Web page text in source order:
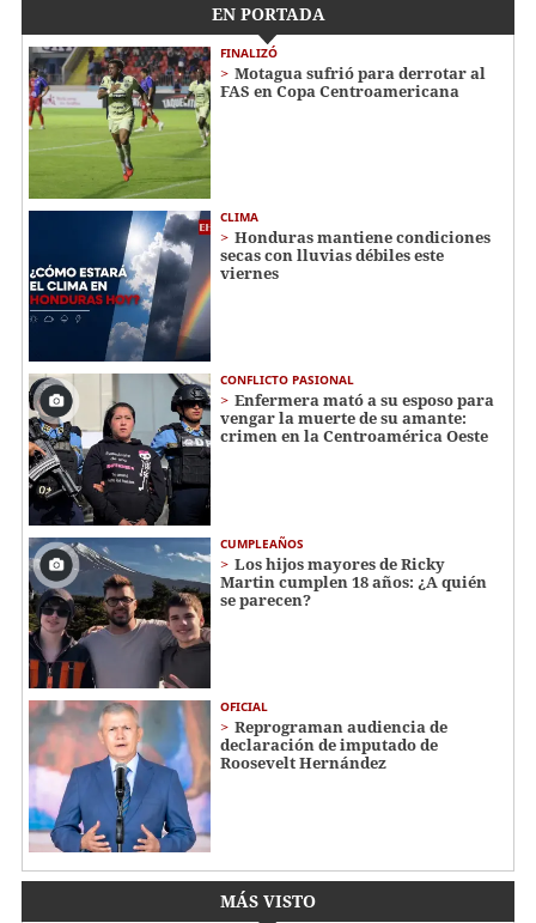
EN PORTADA
FINALIZÓ
Motagua sufrió para derrotar al
FAS en Copa Centroamericana
CLIMA
Honduras mantiene condiciones
secas con lluvias débiles este
viernes
CONFLICTO PASIONAL
Enfermera mató a su esposo para
vengar la muerte de su amante:
crimen en la Centroamérica Oeste
CUMPLEAÑOS
Los hijos mayores de Ricky
Martin cumplen 18 años: ¿A quién
se parecen?
OFICIAL
Reprograman audiencia de
declaración de imputado de
Roosevelt Hernández
MÁS VISTO